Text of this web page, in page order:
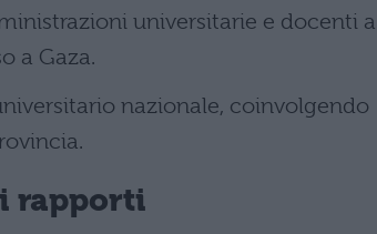
universitarie e docenti a
a Gaza.
nazionale, coinvolgendo
rapporti